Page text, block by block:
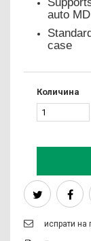
auto
case
Количина
испрати на